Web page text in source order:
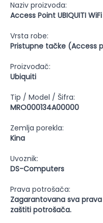
Naziv proizvoda:
Access Point UBIQUITI
Vrsta robe:
Pristupne tačke (Access
Proizvođač:
Ubiquiti
Tip / Model / Šifra:
MRO000134A00000
Zemlja porekla:
Kina
Uvoznik:
DS-Computers
Prava potrošača:
Zagarantovana sva
zaštiti potrošača.